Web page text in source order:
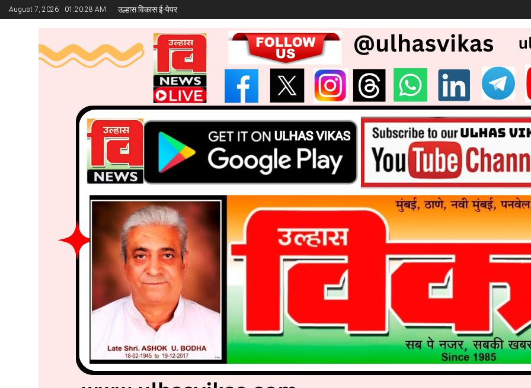
August 7, 2026 01:20:28 AM उल्हास विकास ई-पेपर